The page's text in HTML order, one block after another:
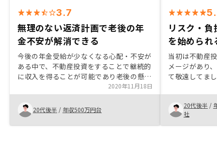
3.7
無理のない返済計画で老後の年
金不安が解消できる
今後の年金受給が少なくなる心配・不安が
ある中で、不動産投資をすることで継続的
に収入を得ることが可能であり老後の懸念
事項が解消される利点を考え、検討しまし
た。不動産投資をする上で多額の借財・ロ
ーンをすることはとても不安だったもの
の、無理のない返済計画であり、退職まで
に返済できそうだったため始まる決心がつ
2020年11月18日
20代後半 / 年収500万円台
リスク・
を始められ
当初は不動産
メージがあり
て敬遠してま
していたより
と知り、目か
も少額で済み
て、良い選択
20代後半 /
社